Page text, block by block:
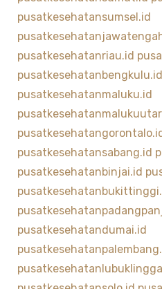
pusatkesehatansumsel.id
pusatkesehatanriau.id
pusatkesehatanbengkulu.id
pusatkesehatanmaluku.id
pusatkesehatansabang.id
pusatkesehatanbinjai.id
pusatkesehatandumai.id